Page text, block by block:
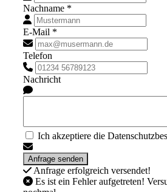
Nachname *
E-Mail *
Telefon
Nachricht
Ich akzeptiere die
Anfrage erfolgreich versendet!
Es ist ein Fehler aufgetreten!